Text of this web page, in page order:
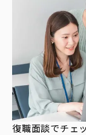
復職面談でチェ